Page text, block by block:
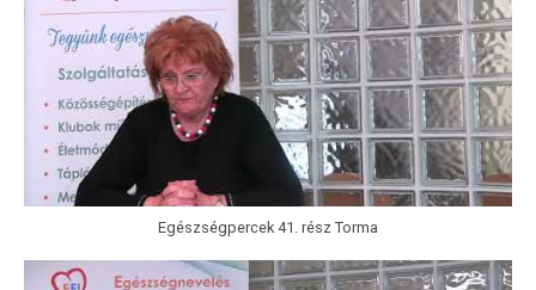
Egészségpercek 41. rész Torma